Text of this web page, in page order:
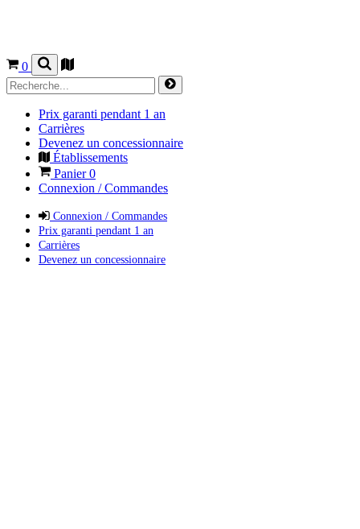
0
Prix garanti pendant 1 an
Carrières
Devenez un concessionnaire
Établissements
Panier0
Connexion / Commandes
Connexion / Commandes
Prix garanti pendant 1 an
Carrières
Devenez un concessionnaire